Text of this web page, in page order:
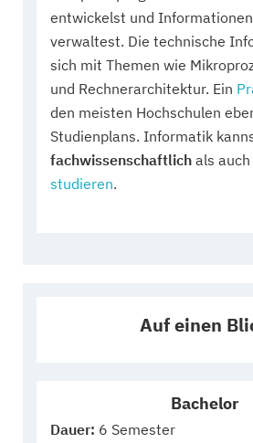
entwickelst und
verwaltest. Die technische
sich mit Themen wie
und Rechnerarchitektur. Ein
den meisten Hochschulen
Studienplans. Informatik
fachwissenschaftlich als auch
studieren.
Auf einen
Bachelor
Dauer: 6 Semester